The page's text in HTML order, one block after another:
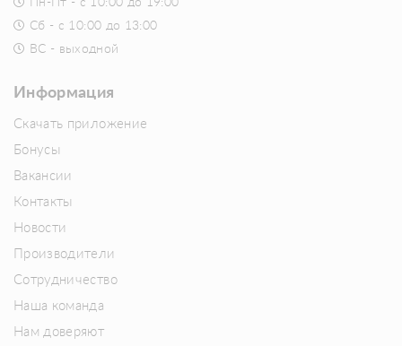
Пн-Пт - с 10:00 до 19:00
Сб - с 10:00 до 13:00
ВС - выходной
Информация
Скачать приложение
Бонусы
Вакансии
Контакты
Новости
Производители
Сотрудничество
Наша команда
Нам доверяют